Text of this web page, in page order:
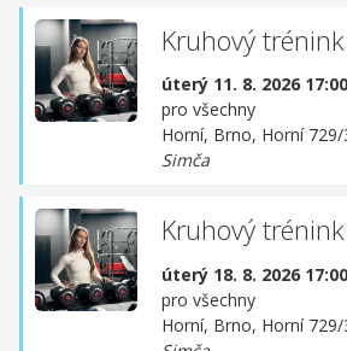
Kruhový trénink
úterý 11. 8. 2026
pro všechny
Horní, Brno, Horní
Simča
Kruhový trénink
úterý 18. 8. 2026
pro všechny
Horní, Brno, Horní